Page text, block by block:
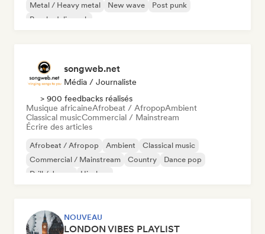
Metal / Heavy metal
New wave
Post punk
Psychedelic rock
songweb.net
Média / Journaliste
> 900 feedbacks réalisés
Musique africaineAfrobeat / AfropopAmbient
Classical musicCommercial / Mainstream
Écrire des articles
Afrobeat / Afropop Ambient
Classical music
Commercial / Mainstream
Country
Dance pop
Drill / Jersey
Hip-hop
NOUVEAU
LONDON VIBES PLAYLIST